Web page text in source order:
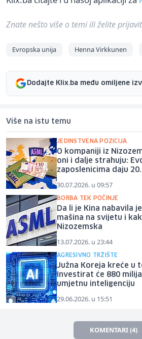
Znate nešto više o temi ili želite
Evropska unija Henna Virkkunen
Dodajte Klix.ba među omiljene
Više na istu temu
JEDINSTVENA POZICIJA
O kompaniji iz
oni i dalje strahuju:
zaposlenicima daju
30.07.2026. u 09:57
BORBA TEK POČINJE
Da li je Kina nabavila
mašina na svijetu i
Nizozemska
13.07.2026. u 23:44
AGRESIVNO TRŽIŠTE
Južna Koreja kreće u
Investirat će 880
umjetnu inteligenciju
29.06.2026. u 15:51
KOMENTARI (4)